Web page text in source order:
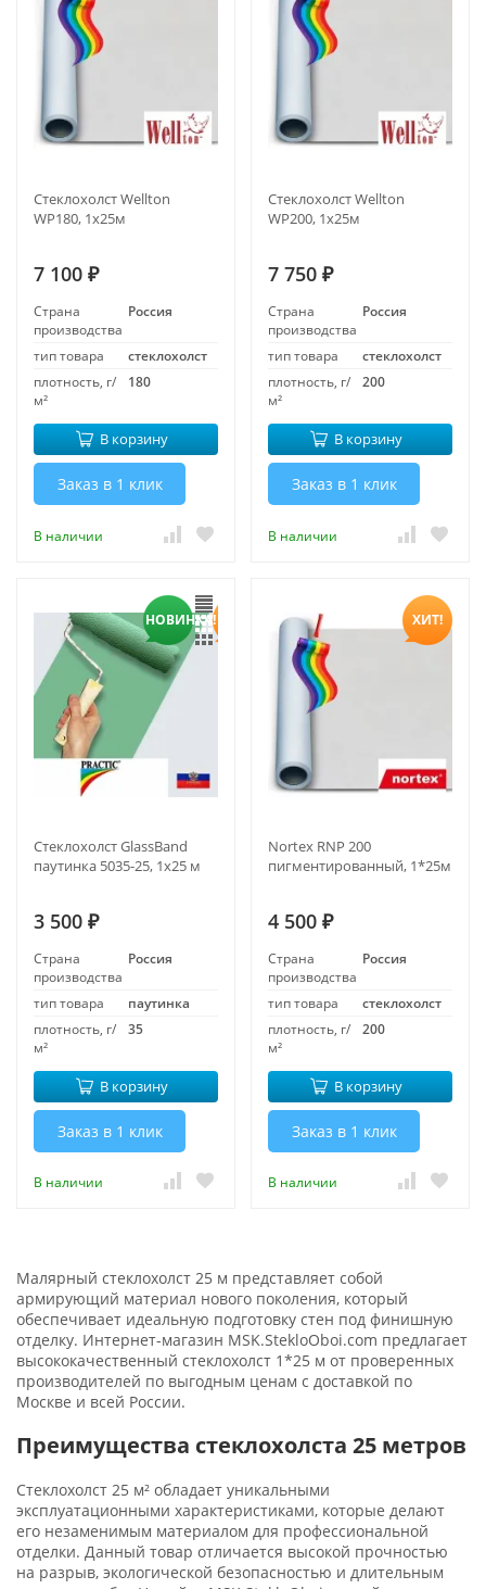
Стеклохолст Wellton
WP180, 1х25м
7 100 ₽
Страна
производства
Россия
тип товара
стеклохолст
плотность, г/
м²
180
В корзину
Заказ в 1 клик
В наличии
Стеклохолст Wellton
WP200, 1х25м
7 750 ₽
Страна
производства
Россия
тип товара
стеклохолст
плотность, г/
м²
200
В корзину
Заказ в 1 клик
В наличии
НОВИНКА!
Стеклохолст GlassBand
паутинка 5035-25, 1х25 м
3 500 ₽
Страна
производства
Россия
тип товара
паутинка
плотность, г/
м²
35
В корзину
Заказ в 1 клик
В наличии
ХИТ!
Nortex RNP 200
пигментированный, 1*25м
4 500 ₽
Страна
производства
Россия
тип товара
стеклохолст
плотность, г/
м²
200
В корзину
Заказ в 1 клик
В наличии
Малярный стеклохолст 25 м представляет собой
армирующий материал нового поколения, который
обеспечивает идеальную подготовку стен под финишную
отделку. Интернет-магазин MSK.StekloOboi.com предлагает
высококачественный стеклохолст 1*25 м от проверенных
производителей по выгодным ценам с доставкой по
Москве и всей России.
Преимущества стеклохолста 25 метров
Стеклохолст 25 м² обладает уникальными
эксплуатационными характеристиками, которые делают
его незаменимым материалом для профессиональной
отделки. Данный товар отличается высокой прочностью
на разрыв, экологической безопасностью и длительным